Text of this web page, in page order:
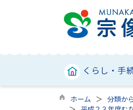
くらし・手
ホーム 分類か